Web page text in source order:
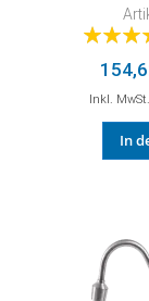
Inkl. MwSt.
In